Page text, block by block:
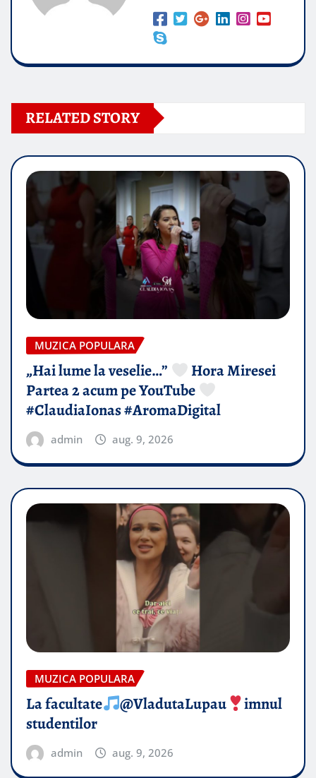
RELATED STORY
MUZICA POPULARA
„Hai lume la veselie…”
Hora Miresei
Partea 2 acum pe YouTube
#ClaudiaIonas #AromaDigital
admin aug. 9, 2026
MUZICA POPULARA
La facultate @VladutaLupau
imnul
studentilor
admin aug. 9, 2026